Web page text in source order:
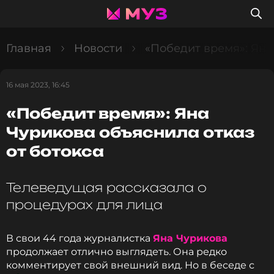
Главная Новости «Победит время»:
16 мая 2023, 16:45
«Победит время»: Яна
Чурикова объяснила отказ
от ботокса
Телеведущая рассказала о
процедурах для лица
В свои 44 года журналистка Яна Чурикова
продолжает отлично выглядеть. Она редко
комментирует свой внешний вид. Но в беседе с